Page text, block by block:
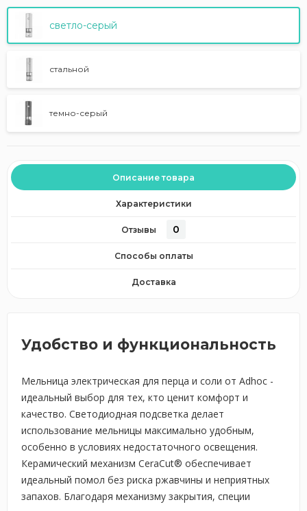
светло-серый
стальной
темно-серый
Описание товара
Характеристики
Отзывы 0
Способы оплаты
Доставка
Удобство и функциональность
Мельница электрическая для перца и соли от Adhoc -
идеальный выбор для тех, кто ценит комфорт и
качество. Светодиодная подсветка делает
использование мельницы максимально удобным,
особенно в условиях недостаточного освещения.
Керамический механизм CeraCut® обеспечивает
идеальный помол без риска ржавчины и неприятных
запахов. Благодаря механизму закрытия, специи